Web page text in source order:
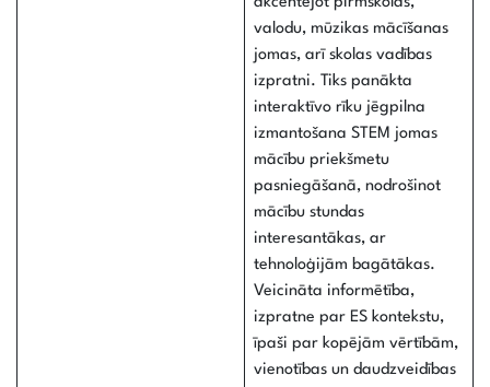
valodu, mūzikas mācīšanas
jomas, arī skolas vadības
izpratni. Tiks panākta
interaktīvo rīku jēgpilna
izmantošana STEM jomas
mācību priekšmetu
pasniegāšanā, nodrošinot
mācību stundas
interesantākas, ar
tehnoloģijām bagātākas.
Veicināta informētība,
izpratne par ES kontekstu,
īpaši par kopējām vērtībām,
vienotības un daudzveidības